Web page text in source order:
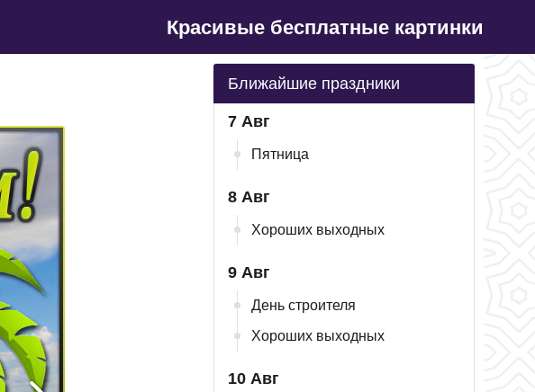
Красивые бесплатные картинки
Ближайшие праздники
7 Авг
Пятница
8 Авг
Хороших выходных
9 Авг
День строителя
Хороших выходных
10 Авг